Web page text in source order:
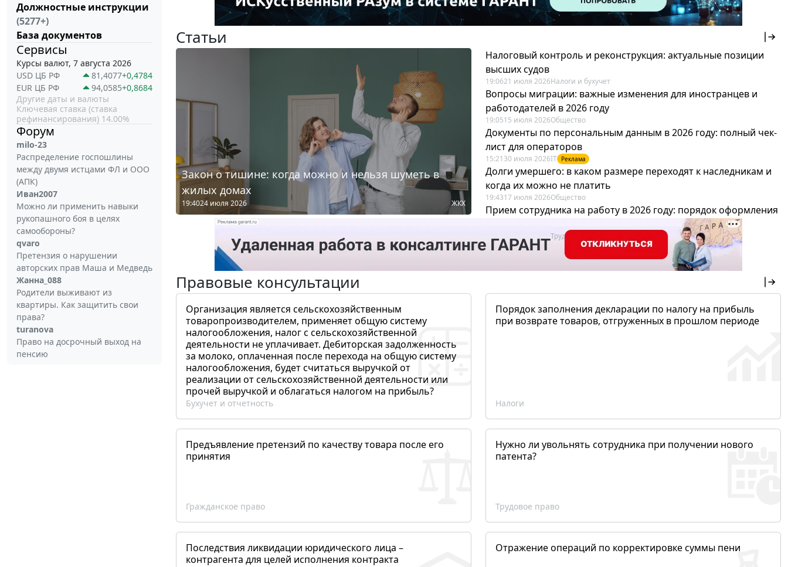
Должностные инструкции
(5277+)
База документов
Сервисы
Курсы валют, 7 августа 2026
USD ЦБ РФ
81,4077+0,4784
EUR ЦБ РФ
94,0585+0,8684
Другие даты и валюты
Ключевая ставка (ставка
рефинансирования) 14.00%
Форум
milo-23
Распределение госпошлины
между двумя истцами ФЛ и ООО
(АПК)
Иван2007
Можно ли применить навыки
рукопашного боя в целях
самообороны?
qvaro
Претензия о нарушении
авторских прав Маша и Медведь
Жанна_088
Родители выживают из
квартиры. Как защитить свои
права?
turanova
Право на досрочный выход на
пенсию
Статьи
Закон о тишине: когда можно и нельзя шуметь в
жилых домах
19:4024 июля 2026 ЖКХ
Налоговый контроль и реконструкция: актуальные позиции
высших судов
19:0621 июля 2026Налоги и бухучет
Вопросы миграции: важные изменения для иностранцев и
работодателей в 2026 году
19:0515 июля 2026Общество
Документы по персональным данным в 2026 году: полный чек-
лист для операторов
15:21 30 июля 2026IT Реклама
Долги умершего: в каком размере переходят к наследникам и
когда их можно не платить
19:4317 июля 2026Общество
Прием сотрудника на работу в 2026 году: порядок оформления
Труд
Правовые консультации
Организация является сельскохозяйственным
товаропроизводителем, применяет общую систему
налогообложения, налог с сельскохозяйственной
деятельности не уплачивает. Дебиторская задолженность
за молоко, оплаченная после перехода на общую систему
налогообложения, будет считаться выручкой от
реализации от сельскохозяйственной деятельности или
прочей выручкой и облагаться налогом на прибыль?
Бухучет и отчетность
Порядок заполнения декларации по налогу на прибыль
при возврате товаров, отгруженных в прошлом периоде
Налоги
Предъявление претензий по качеству товара после его
принятия
Гражданское право
Нужно ли увольнять сотрудника при получении нового
патента?
Трудовое право
Последствия ликвидации юридического лица –
контрагента для целей исполнения контракта
Отражение операций по корректировке суммы пени